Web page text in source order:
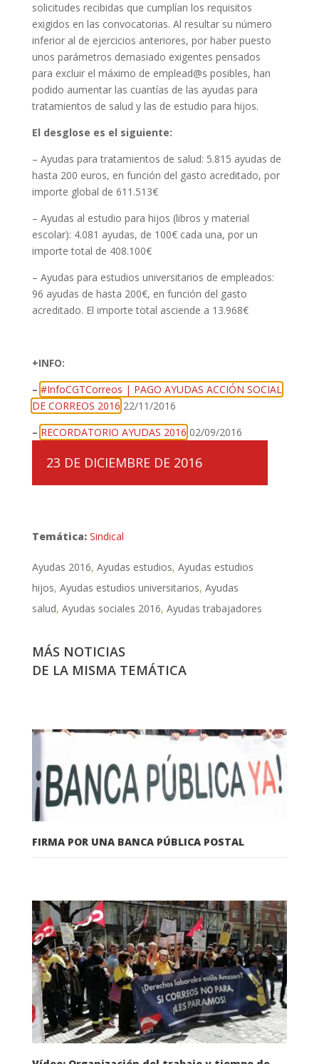
23 DE DICIEMBRE DE 2016
Temática: Sindical
Ayudas 2016 Ayudas estudios Ayudas estudios
hijos Ayudas estudios universitarios Ayudas
salud Ayudas sociales 2016 Ayudas trabajadores
solicitudes recibidas que cumplían los requisitos
exigidos en las convocatorias. Al resultar su número
inferior al de ejercicios anteriores, por haber puesto
unos parámetros demasiado exigentes pensados
para excluir el máximo de emplead@s posibles, han
podido aumentar las cuantías de las ayudas para
tratamientos de salud y las de estudio para hijos.
El desglose es el siguiente:
– Ayudas para tratamientos de salud: 5.815 ayudas de
hasta 200 euros, en función del gasto acreditado, por
importe global de 611.513€
– Ayudas al estudio para hijos (libros y material
escolar): 4.081 ayudas, de 100€ cada una, por un
importe total de 408.100€
– Ayudas para estudios universitarios de empleados:
96 ayudas de hasta 200€, en función del gasto
acreditado. El importe total asciende a 13.968€
+INFO:
– #InfoCGTCorreos | PAGO AYUDAS ACCIÓN SOCIAL
DE CORREOS 2016 22/11/2016
– RECORDATORIO AYUDAS 2016 02/09/2016
MÁS NOTICIAS
DE LA MISMA TEMÁTICA
FIRMA POR UNA BANCA PÚBLICA POSTAL